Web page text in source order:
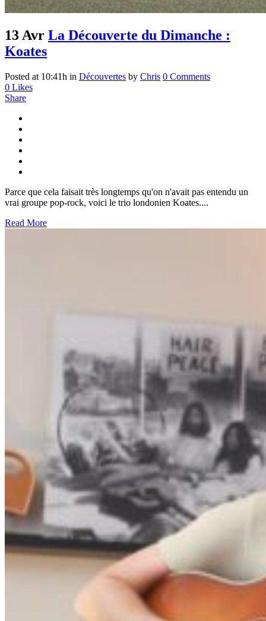
13 Avr La Découverte du Dimanche :
Koates
Posted at 10:41h in Découvertes by Chris 0 Comments
0 Likes
Share
Parce que cela faisait très longtemps qu'on n'avait pas entendu un
vrai groupe pop-rock, voici le trio londonien Koates....
Read More